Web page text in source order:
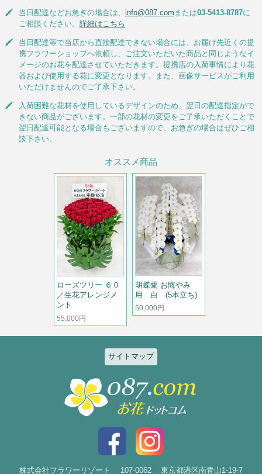
当日配達などお急ぎの場合は、 info@087.com または03-5413-8787に
ご相談ください。 詳細はこちら
当日配達等で当店から直接配達できない場合には、お届け先近くの提
携フラワーショップへ依頼し、ご注文いただいた商品と同じようなイ
メージのお花を配達させていただきます。提携店の入荷事情により花
器および使用する花に変更となります。また、画像サービスがご利用
いただけませんのでご了承下さい。
入荷困難な花材を使用しているデザインのため、翌日の配達指定がで
きない商品がございます。一部の花材の変更をご了承いただくことで
翌日配達可能となる場合もございますので、お急ぎの場合はぜひご相
談下さい。
オススメ商品
ローズツリー ６０
／生花アレンジメ
ント
55,000円
胡蝶蘭 お悔やみ
用 白 (5本立ち)
50,000円
サイトマップ
特集
2026ひまわりと夏の花特集
お祝い花特集～開店・移転・就
花束
個人のお客様
結婚記念日
入社・退職
結婚
出産
株式会社フラワーリゾート 107-0062 東京都港区南青山1-19-7